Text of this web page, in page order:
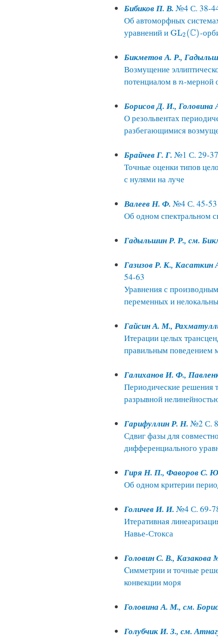
Бибиков П. В. №4 С. 38-
Об автоморфных
уравнений и GL2 (C)
GL2(C) -
Бикметов А. Р.,
Возмущение
потенциалом в n
n-мерной
Борисов Д. И., Головина
О резольвентах
разбегающимися
Брайчев Г. Г. №1 С. 29-37
Точные оценки типов
с нулями на луче
Валеев Н. Ф. №4 С. 45-53
Об одном спектральном
Гадыльшин Р. Р., см.
Газизов Р. К.,
54-63
Уравнения с
переменных и
Гайсин А. М.,
Итерации целых
правильным поведением
Галиханов И. Ф.,
Периодические решения
разрывной
Гарифуллин Р. Н. №2 С.
Сдвиг фазы для
дифференциального
Гиря Н. П., Фаворов С.
Об одном критерии
Голичев И. И. №4 С. 69-
Итеративная
Навье-Стокса
Головин С. В.,
Cимметрии и точные
конвекции моря
Головина А. М., см.
Голубчик И. З., см.